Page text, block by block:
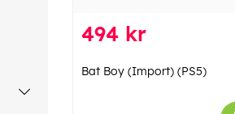
494 kr
Bat Boy (Import) (PS5)